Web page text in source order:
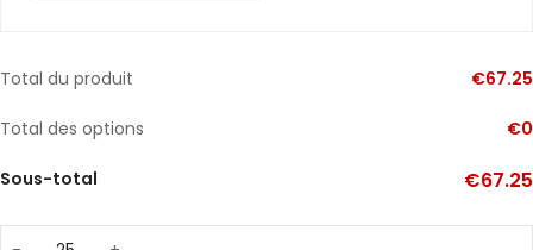
Total du produit €67.25
Total des options €0
Sous-total €67.25